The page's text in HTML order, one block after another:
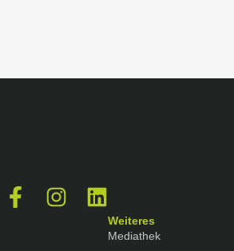
Weiteres
Mediathek